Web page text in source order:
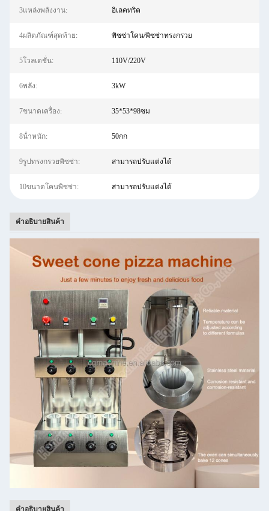
3แหล่งพลังงาน: อิเลคทริค
4ผลิตภัณฑ์สุดท้าย: พิซซ่าโคน/พิซซ่าทรงกรวย
5โวลเตชั่น: 110V/220V
6พลัง: 3kW
7ขนาดเครื่อง: 35*53*98ซม
8น้ําหนัก: 50กก
9รูปทรงกรวยพิซซ่า: สามารถปรับแต่งได้
10ขนาดโคนพิซซ่า: สามารถปรับแต่งได้
คําอธิบายสินค้า
คําอธิบายสินค้า